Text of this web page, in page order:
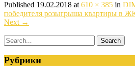
Published 19.02.2018 at 610 × 385 in
победителя розыгрыша квартиры в
Next →
Рубрики